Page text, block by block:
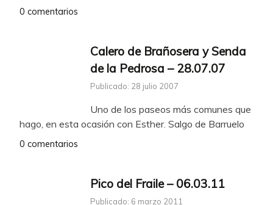
0 comentarios
Calero de Brañosera y Senda
de la Pedrosa – 28.07.07
Publicado: 28 julio 2007
Uno de los paseos más comunes que
hago, en esta ocasión con Esther. Salgo de Barruelo
0 comentarios
Pico del Fraile – 06.03.11
Publicado: 6 marzo 2011